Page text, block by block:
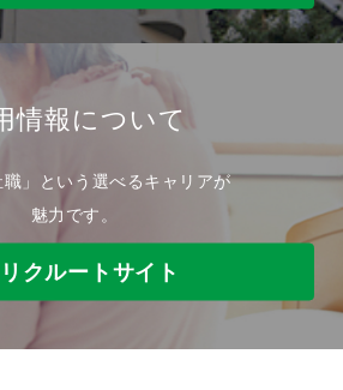
情報について
職」という選べるキャリアが
魅力です。
リクルートサイト